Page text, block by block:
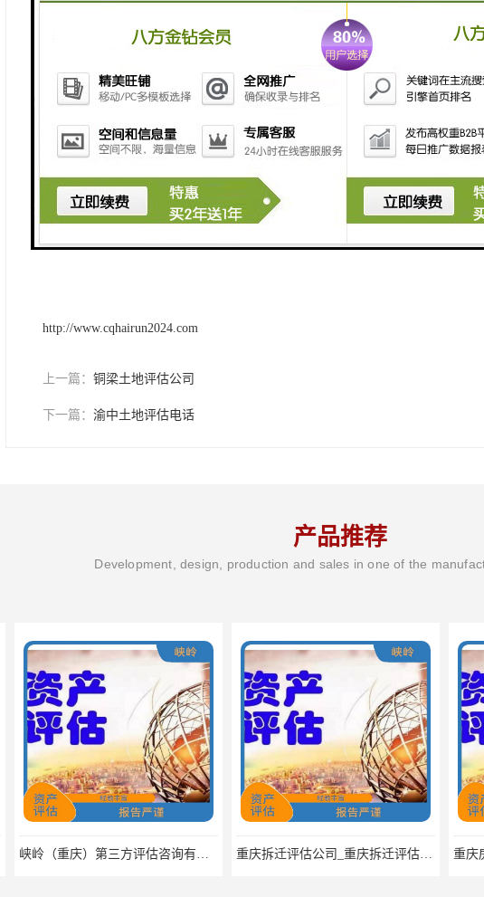
在进行拆迁评估时，需要特别注意评估机构的选择、评估结果的复核与鉴定
评估工作，确保评估结果的公正性和准确性，同时接受社会监督。
综上所述，拆迁评估作为拆迁过程中的重要环节，承担着被征收人利益和促
拆迁评估工作，我们能够确保评估结果的公正、合理和科学，为社会稳定和谐
供的评估解决方案，助力拆迁工作的顺利进行。
http://www.cqhairun2024.com
上一篇： 铜梁土地评估公司
下一篇： 渝中土地评估电话
产品推荐
Development, design, production and sales in one of the
峡岭（重庆）第三方评估咨询有限公司/重庆土地评估公司电话 重庆拆迁评估公司_重庆拆迁评估公司电话